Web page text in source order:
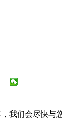
我们会尽快与